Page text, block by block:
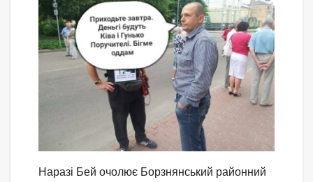
Наразі Бей очолює Борзнянський районний